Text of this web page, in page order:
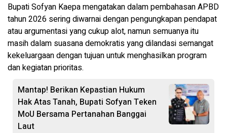
Bupati Sofyan Kaepa mengatakan dalam pembahasan APBD
tahun 2026 sering diwarnai dengan pengungkapan pendapat
atau argumentasi yang cukup alot, namun semuanya itu
masih dalam suasana demokratis yang dilandasi semangat
kekeluargaan dengan tujuan untuk menghasilkan program
dan kegiatan prioritas.
Mantap! Berikan Kepastian Hukum
Hak Atas Tanah, Bupati Sofyan Teken
MoU Bersama Pertanahan Banggai
Laut